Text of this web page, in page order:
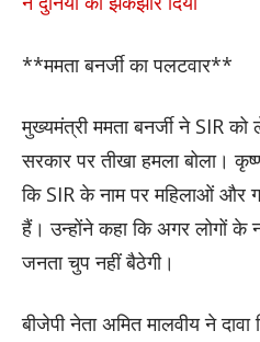
**ममता बनर्जी का पलटवार**
मुख्यमंत्री ममता बनर्जी ने SIR
सरकार पर तीखा हमला बोला।
कि SIR के नाम पर महिलाओं और
हैं। उन्होंने कहा कि अगर लोगों के
जनता चुप नहीं बैठेगी।
बीजेपी नेता अमित मालवीय ने दावा